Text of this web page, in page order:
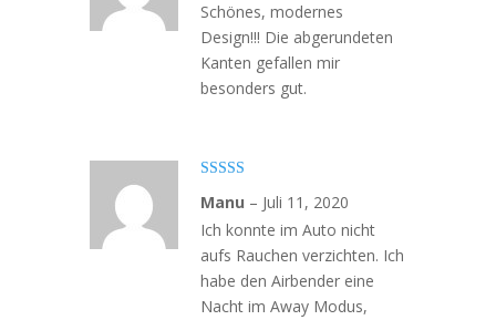
Schönes, modernes
Design!!! Die abgerundeten
Kanten gefallen mir
besonders gut.
mit4von
5
Manu – Juli 11, 2020
Ich konnte im Auto nicht
aufs Rauchen verzichten. Ich
habe den Airbender eine
Nacht im Away Modus,